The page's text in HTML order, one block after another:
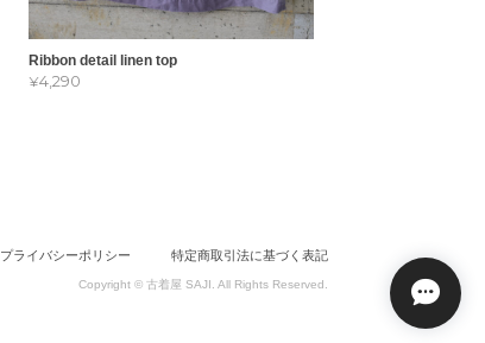
Ribbon detail linen top
¥4,290
プライバシーポリシー 特定商取引法に基づく表記
Copyright © 古着屋 SAJI. All Rights Reserved.